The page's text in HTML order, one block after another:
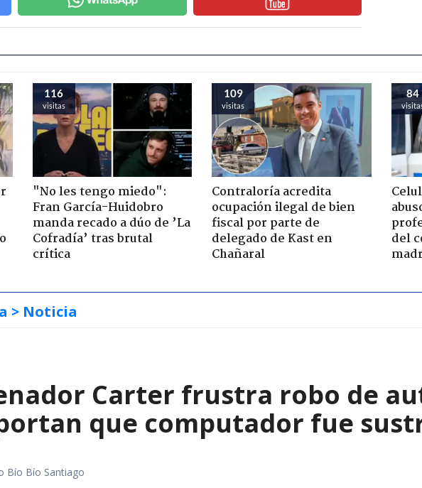
116
visitas
"No les tengo miedo":
Fran García-Huidobro
manda recado a dúo de ’La
Cofradía’ tras brutal
crítica
109
visitas
Contraloría acredita
ocupación ilegal de bien
fiscal por parte de
delegado de Kast en
Chañaral
84
del
> Noticia
Carter frustra robo de
que computador fue
Bío Bío Santiago